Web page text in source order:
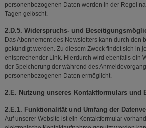
personenbezogenen Daten werden in der Regel
Tagen gelöscht.
2.D.5. Widerspruchs- und
Das Abonnement des Newsletters kann durch den
gekündigt werden. Zu diesem Zweck findet sich in
entsprechender Link. Hierdurch wird ebenfalls ein
der Speicherung der während des
personenbezogenen Daten ermöglicht.
2.E. Nutzung unseres Kontaktformulars und
2.E.1. Funktionalität und Umfang der
Auf unserer Website ist ein Kontaktformular